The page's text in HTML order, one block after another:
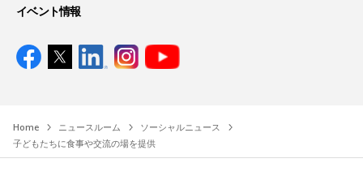
イベント情報
Home ニュースルーム
ソーシャルニュース
子どもたちに食事や交流の場を提供